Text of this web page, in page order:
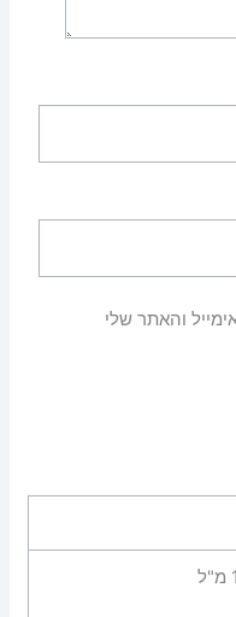
והאתר שלי